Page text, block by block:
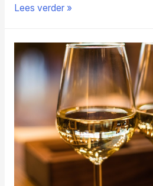
Welke
je
koopwoning
Lees verder »